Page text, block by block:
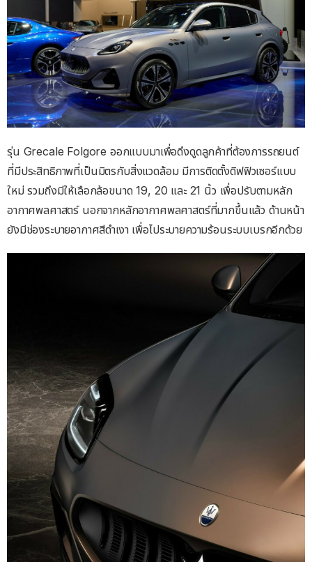
รุ่น Grecale Folgore ออกแบบมาเพื่อดึงดูดลูกค้าที่ต้องการรถยนต์
ที่มีประสิทธิภาพที่เป็นมิตรกับสิ่งแวดล้อม มีการติดตั้งดิฟฟิวเซอร์แบบ
ใหม่ รวมถึงมีให้เลือกล้อขนาด 19, 20 และ 21 นิ้ว เพื่อปรับตามหลัก
อากาศพลศาสตร์ นอกจากหลักอากาศพลศาสตร์ที่มากขึ้นแล้ว ด้านหน้า
ยังมีช่องระบายอากาศสีดำเงา เพื่อไประบายความร้อนระบบเบรกอีกด้วย